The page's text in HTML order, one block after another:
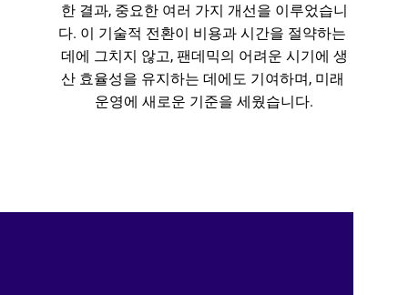
한 결과, 중요한 여러 가지 개선을 이루었습니
다. 이 기술적 전환이 비용과 시간을 절약하는
데에 그치지 않고, 팬데믹의 어려운 시기에 생
산 효율성을 유지하는 데에도 기여하며, 미래
운영에 새로운 기준을 세웠습니다.